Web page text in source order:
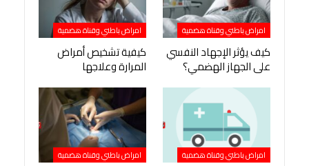
امراض باطني وقناة هضمية
كيف يؤثر الإجهاد النفسي
على الجهاز الهضمي؟
امراض باطني وقناة هضمية
كيفية تشخيص أمراض
المرارة وعلاجها
امراض باطني وقناة هضمية امراض باطني وقناة هضمية